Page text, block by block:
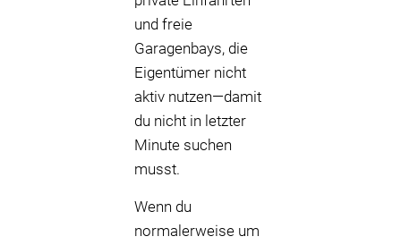
und freie
Garagenbays, die
Eigentümer nicht
aktiv nutzen—damit
du nicht in letzter
Minute suchen
musst.
Wenn du
normalerweise um